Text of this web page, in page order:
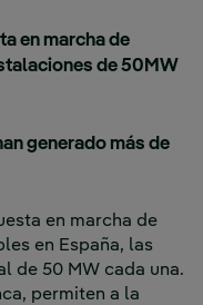
en marcha de
de 50MW
generado más de
en marcha de
en España, las
de 50 MW cada una.
permiten a la